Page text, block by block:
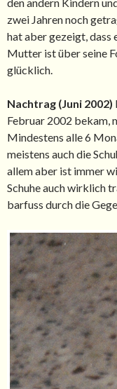
den andern Kindern
zwei Jahren noch
hat aber gezeigt, dass
Mutter ist über seine
glücklich.
Nachtrag (Juni 2002)
Februar 2002 bekam,
Mindestens alle 6
meistens auch die
allem aber ist immer
Schuhe auch wirklich
barfuss durch die